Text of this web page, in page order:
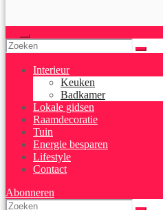
Interieur
Keuken
Badkamer
Lokale gidsen
Raamdecoratie
Tuin
Energie besparen
Lifestyle
Contact
Abonneren